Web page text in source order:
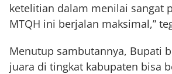
ketelitian dalam menilai sangat
MTQH ini berjalan maksimal,”
Menutup sambutannya, Bupati
juara di tingkat kabupaten bisa